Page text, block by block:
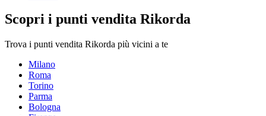
Scopri i punti vendita Rikorda
Trova i punti vendita Rikorda più vicini a te
Milano
Roma
Torino
Parma
Bologna